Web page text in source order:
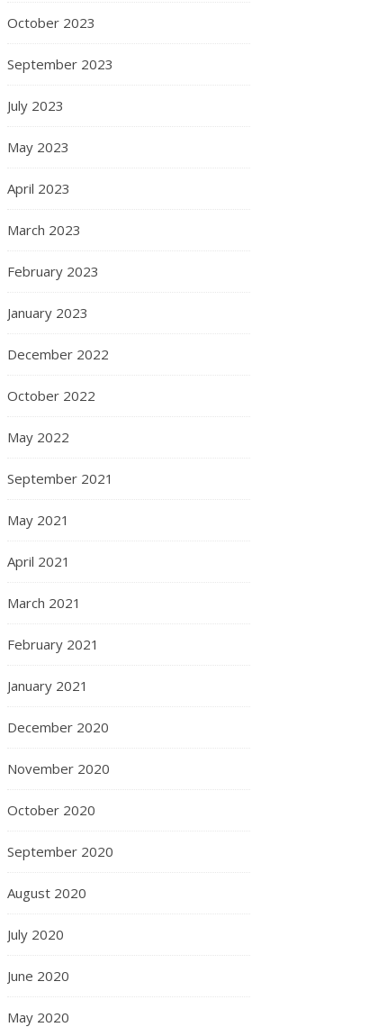
October 2023
September 2023
July 2023
May 2023
April 2023
March 2023
February 2023
January 2023
December 2022
October 2022
May 2022
September 2021
May 2021
April 2021
March 2021
February 2021
January 2021
December 2020
November 2020
October 2020
September 2020
August 2020
July 2020
June 2020
May 2020